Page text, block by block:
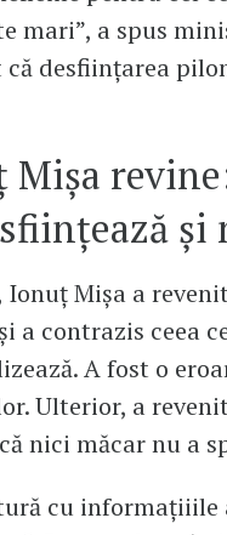
mari”, a spus
că desființarea
Mișa
și
Mișa a
a contrazis ceea
A fost o
Ulterior, a
nici măcar nu a
cu informaţiiile